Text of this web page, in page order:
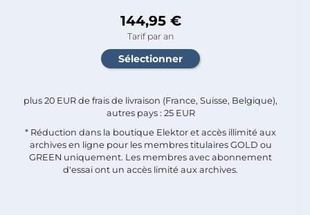
144,95 €
Tarif par an
plus 20 EUR de frais de livraison (France, Suisse, Belgique),
autres pays : 25 EUR
* Réduction dans la boutique Elektor et accès illimité aux
archives en ligne pour les membres titulaires GOLD ou
GREEN uniquement. Les membres avec abonnement
d'essai ont un accès limité aux archives.